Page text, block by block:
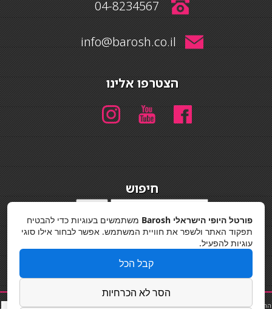
04-8234567
info@barosh.co.il
הצטרפו אלינו
חיפוש
מדיניות פרטיות
החלקות שיער|תאורה לבית|פאות ותוספות שיער|נייל סטודיו|תוספות שיער|שף פרטי|כ סאות
פורטל היופי הישראלי Barosh
משתמשים בעוגיות כדי להבטיח
תפקוד האתר ולשפר את חוויית המשתמש. אפשר לבחור אילו סוגי
עוגיות להפעיל.
קבל הכל
הסר לא הכרחיות